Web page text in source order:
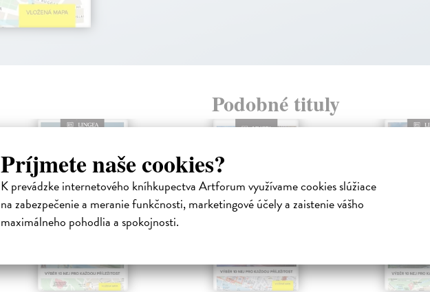
Príjmete naše cookies?
K prevádzke internetového kníhkupectva Artforum využívame cookies slúžiace
na zabezpečenie a meranie funkčnosti, marketingové účely a zaistenie vášho
maximálneho pohodlia a spokojnosti.
Podobné tituly